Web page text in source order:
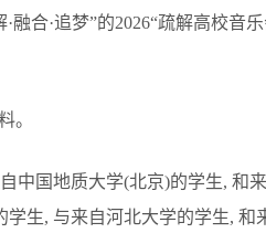
合·追梦”的2026“疏解高校
。
国地质大学(北京)的学生, 和
生, 与来自河北大学的学生,